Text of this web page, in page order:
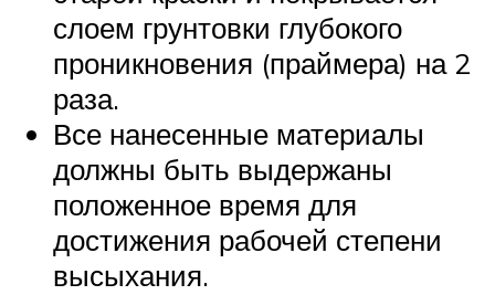
слоем грунтовки глубокого
проникновения (праймера) на 2
раза.
Все нанесенные материалы
должны быть выдержаны
положенное время для
достижения рабочей степени
высыхания.